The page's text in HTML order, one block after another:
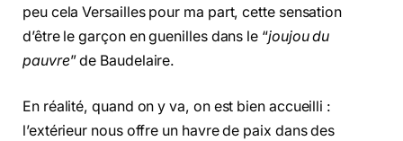
peu cela Versailles pour ma part, cette sensation
d’être le garçon en guenilles dans le “joujou du
pauvre” de Baudelaire.
En réalité, quand on y va, on est bien accueilli :
l’extérieur nous offre un havre de paix dans des